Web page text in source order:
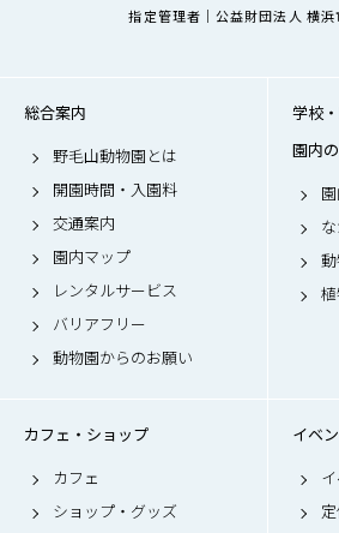
指定管理者｜公益財団法人 横浜
総合案内
野毛山動物園とは
開園時間・入園料
交通案内
園内マップ
レンタルサービス
バリアフリー
動物園からのお願い
学校
園内
カフェ・ショップ
カフェ
ショップ・グッズ
イベ